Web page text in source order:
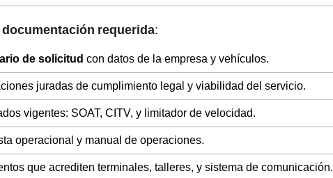
documentación requerida:
de solicitud con datos de la empresa y vehículos.
juradas de cumplimiento legal y viabilidad del servicio.
vigentes: SOAT, CITV, y limitador de velocidad.
operacional y manual de operaciones.
que acrediten terminales, talleres, y sistema de comunicación.